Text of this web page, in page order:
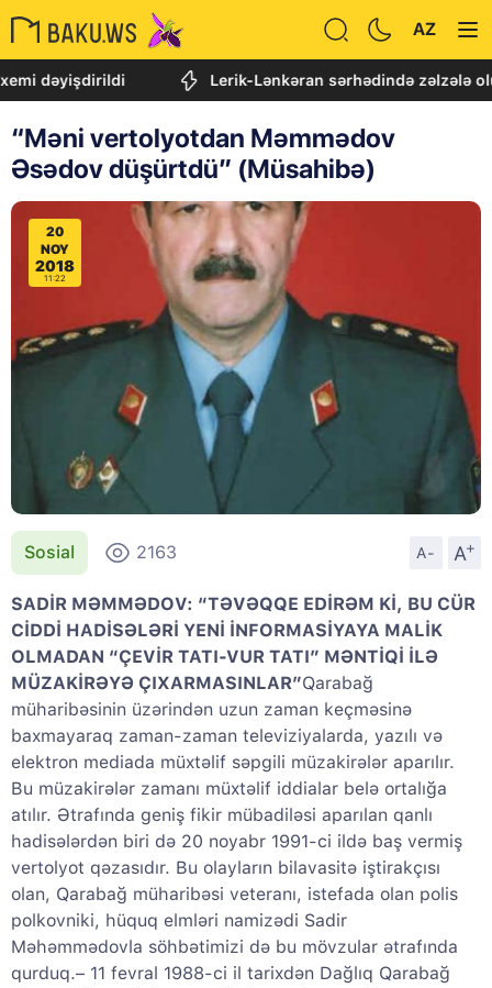
AZ
Lerik-Lənkəran sərhədində zəlzələ olub
“Məni vertolyotdan Məmmədov
Əsədov düşürtdü” (Müsahibə)
20
NOY
2018
11:22
Sosial 2163 A- A
+
SADİR MƏMMƏDOV: “TƏVƏQQE EDİRƏM Kİ, BU CÜR
CİDDİ HADİSƏLƏRİ YENİ İNFORMASİYAYA MALİK
OLMADAN “ÇEVİR TATI-VUR TATI” MƏNTİQİ İLƏ
MÜZAKİRƏYƏ ÇIXARMASINLAR”Qarabağ
müharibəsinin üzərindən uzun zaman keçməsinə
baxmayaraq zaman-zaman televiziyalarda, yazılı və
elektron mediada müxtəlif səpgili müzakirələr aparılır.
Bu müzakirələr zamanı müxtəlif iddialar belə ortalığa
atılır. Ətrafında geniş fikir mübadiləsi aparılan qanlı
hadisələrdən biri də 20 noyabr 1991-ci ildə baş vermiş
vertolyot qəzasıdır. Bu olayların bilavasitə iştirakçısı
olan, Qarabağ müharibəsi veteranı, istefada olan polis
polkovniki, hüquq elmləri namizədi Sadir
Məhəmmədovla söhbətimizi də bu mövzular ətrafında
qurduq.– 11 fevral 1988-ci il tarixdən Dağlıq Qarabağ